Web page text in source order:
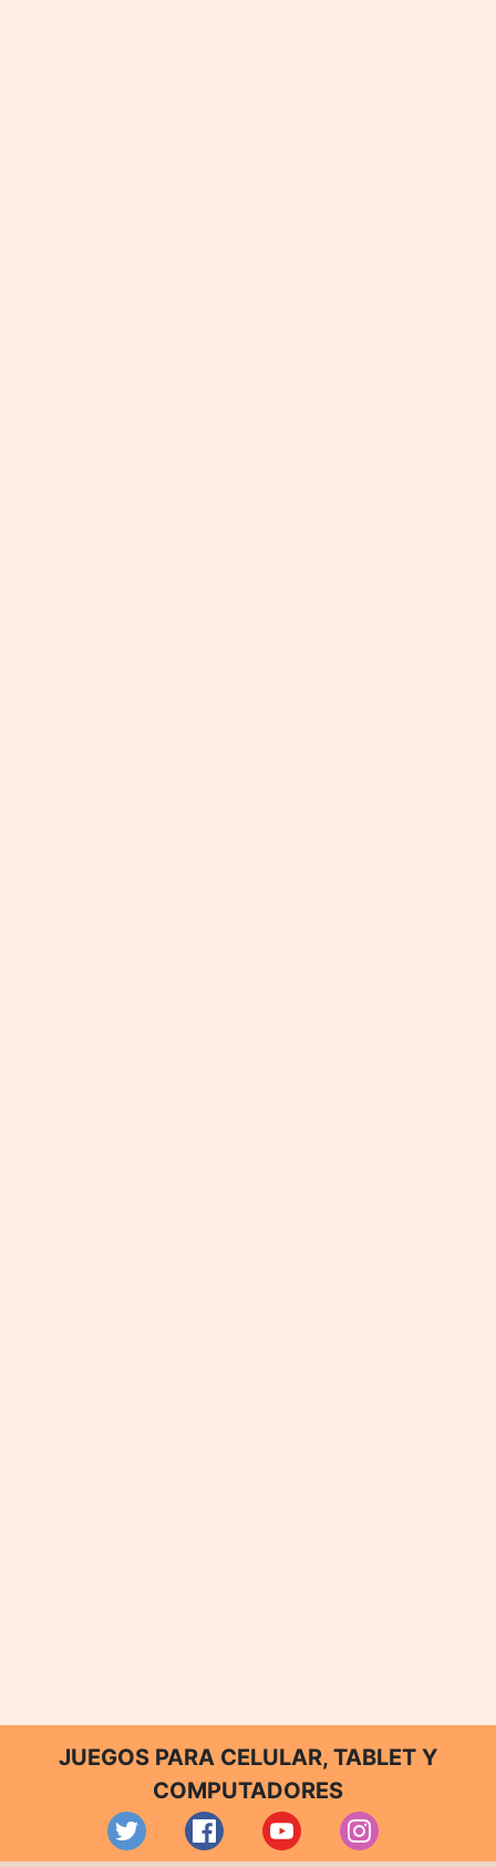
JUEGOS PARA CELULAR, TABLET Y
COMPUTADORES